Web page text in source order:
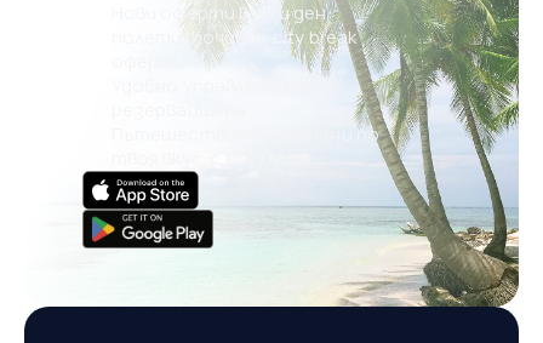
Нови оферти всеки ден:
полети, почивки, city break
Пътешествия, планирани по